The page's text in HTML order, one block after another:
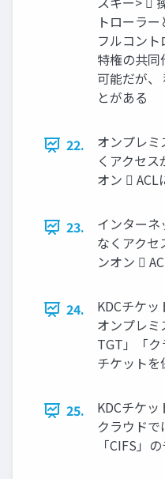
トローラ
フルコン
特権の共
可能だが、
とがある
22.
オンプレミ
くアクセ
オン 
23.
インター
なくアクセ
ンオン 
24.
KDCチケ
オンプレミ
TGT」「ク
チケットを
25.
KDCチケ
クラウドで
「CIFS」